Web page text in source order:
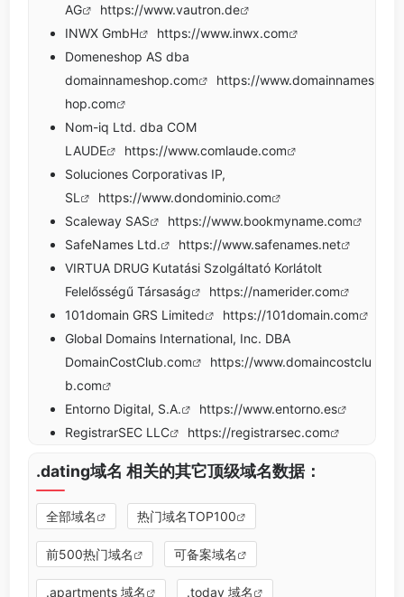
AG
https://www.vautron.de
INWX GmbH
https://www.inwx.com
Domeneshop AS dba
domainnameshop.com
https://www.domainnames
hop.com
Nom-iq Ltd. dba COM
LAUDE
https://www.comlaude.com
Soluciones Corporativas IP,
SL
https://www.dondominio.com
Scaleway SAS
https://www.bookmyname.com
SafeNames Ltd.
https://www.safenames.net
VIRTUA DRUG Kutatási Szolgáltató Korlátolt
Felelősségű Társaság
https://namerider.com
101domain GRS Limited
https://101domain.com
Global Domains International, Inc. DBA
DomainCostClub.com
https://www.domaincostclu
b.com
Entorno Digital, S.A.
https://www.entorno.es
RegistrarSEC LLC
https://registrarsec.com
.dating域名 相关的其它顶级域名数据：
全部域名 热门域名TOP100
前500热门域名 可备案域名
.apartments 域名 .today 域名